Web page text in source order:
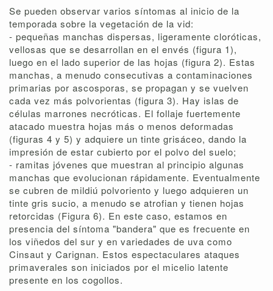
Se pueden observar varios síntomas al inicio de la
temporada sobre la vegetación de la vid:
- pequeñas manchas dispersas, ligeramente cloróticas,
vellosas que se desarrollan en el envés (figura 1),
luego en el lado superior de las hojas (figura 2). Estas
manchas, a menudo consecutivas a contaminaciones
primarias por ascosporas, se propagan y se vuelven
cada vez más polvorientas (figura 3). Hay islas de
células marrones necróticas. El follaje fuertemente
atacado muestra hojas más o menos deformadas
(figuras 4 y 5) y adquiere un tinte grisáceo, dando la
impresión de estar cubierto por el polvo del suelo;
- ramitas jóvenes que muestran al principio algunas
manchas que evolucionan rápidamente. Eventualmente
se cubren de mildiú polvoriento y luego adquieren un
tinte gris sucio, a menudo se atrofian y tienen hojas
retorcidas (Figura 6). En este caso, estamos en
presencia del síntoma "bandera" que es frecuente en
los viñedos del sur y en variedades de uva como
Cinsaut y Carignan. Estos espectaculares ataques
primaverales son iniciados por el micelio latente
presente en los cogollos.